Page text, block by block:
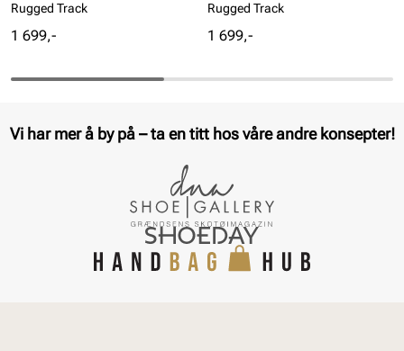
Rugged Track
Pris
1 699,-
Rugged Track
Pris
1 699,-
Vi har mer å by på – ta en titt hos våre andre konsepter!